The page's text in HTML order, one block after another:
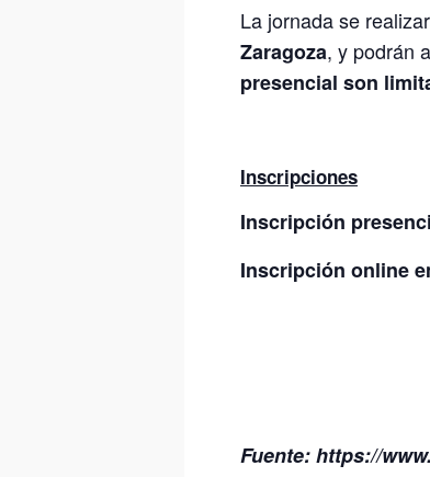
La jornada se
Zaragoza, y podrán
presencial son
Inscripciones
Inscripción
Inscripción online
Fuente: https://